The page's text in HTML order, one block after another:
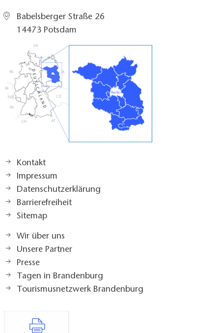
Babelsberger Straße 26
14473 Potsdam
Kontakt
Impressum
Datenschutzerklärung
Barrierefreiheit
Sitemap
Wir über uns
Unsere Partner
Presse
Tagen in Brandenburg
Tourismusnetzwerk Brandenburg